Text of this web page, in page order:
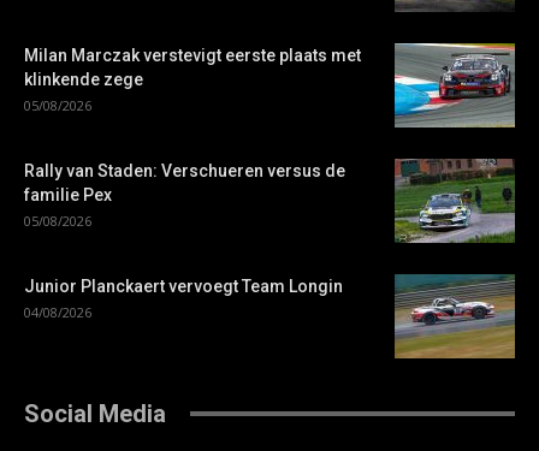
Milan Marczak verstevigt eerste plaats met
klinkende zege
05/08/2026
Rally van Staden: Verschueren versus de
familie Pex
05/08/2026
Junior Planckaert vervoegt Team Longin
04/08/2026
Social Media